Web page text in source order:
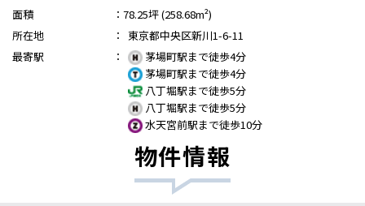
面積 ： 78.25坪 (258.68m²)
所在地
：
東京都中央区新川1-6-11
最寄駅
：
茅場町駅まで徒歩4分
茅場町駅まで徒歩4分
八丁堀駅まで徒歩5分
八丁堀駅まで徒歩5分
水天宮前駅まで徒歩10分
物件情報